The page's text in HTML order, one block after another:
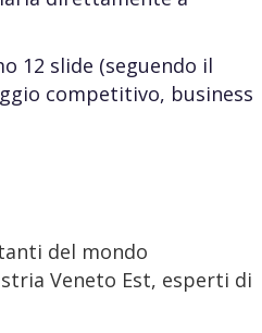
12 slide (seguendo il
competitivo, business
del mondo
Veneto Est, esperti di